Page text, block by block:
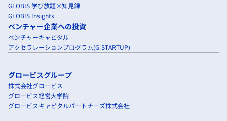
GLOBIS 学び放題×知見録
GLOBIS Insights
ベンチャー企業への投資
ベンチャーキャピタル
アクセラレーションプログラム(G-STARTUP)
グロービスグループ
株式会社グロービス
グロービス経営大学院
グロービスキャピタルパートナーズ株式会社